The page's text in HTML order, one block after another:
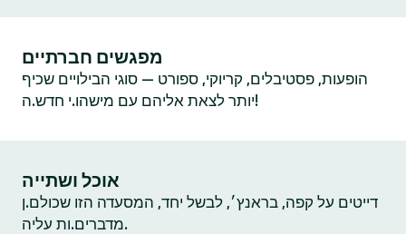
מפגשים חברתיים
הופעות, פסטיבלים, קריוקי, ספורט — סוגי הבילויים שכיף
יותר לצאת אליהם עם מישהו.י חדש.ה!
אוכל ושתייה
דייטים על קפה, בראנץ׳, לבשל יחד, המסעדה הזו שכולם.ן
מדברים.ות עליה.